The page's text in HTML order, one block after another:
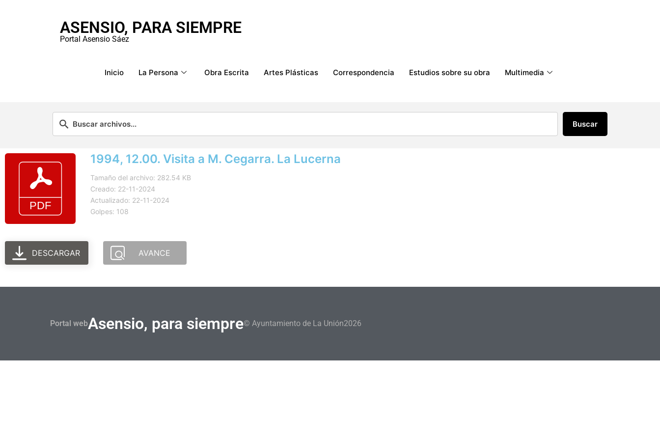
ASENSIO, PARA SIEMPRE
Portal Asensio Sáez
Inicio La Persona Obra Escrita Artes Plásticas Correspondencia Estudios sobre su obra Multimedia
Buscar
1994, 12.00. Visita a M. Cegarra. La Lucerna
Tamaño del archivo: 282.54 KB
Creado: 22-11-2024
Actualizado: 22-11-2024
Golpes: 108
DESCARGAR AVANCE
Portal webAsensio, para siempre© Ayuntamiento de La Unión2026